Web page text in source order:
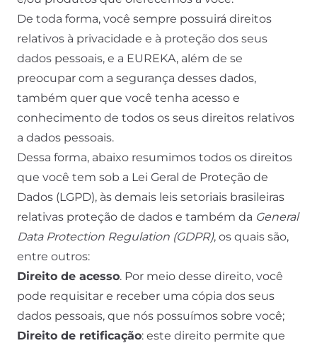
De toda forma, você sempre possuirá direitos
relativos à privacidade e à proteção dos seus
dados pessoais, e a EUREKA, além de se
preocupar com a segurança desses dados,
também quer que você tenha acesso e
conhecimento de todos os seus direitos relativos
a dados pessoais.
Dessa forma, abaixo resumimos todos os direitos
que você tem sob a Lei Geral de Proteção de
Dados (LGPD), às demais leis setoriais brasileiras
relativas proteção de dados e também da General
Data Protection Regulation (GDPR), os quais são,
entre outros:
Direito de acesso. Por meio desse direito, você
pode requisitar e receber uma cópia dos seus
dados pessoais, que nós possuímos sobre você;
Direito de retificação: este direito permite que